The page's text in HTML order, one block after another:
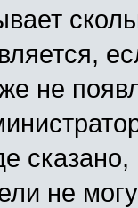
не
не